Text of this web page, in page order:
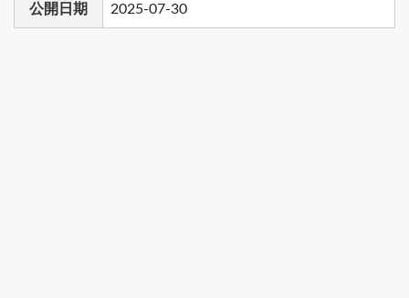
公開日期 2025-07-30